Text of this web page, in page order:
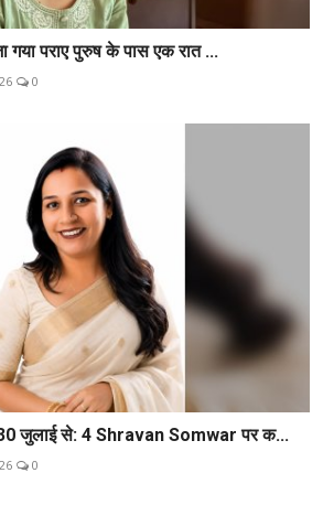
गया पराए पुरुष के पास एक रात ...
0
जुलाई से: 4 Shravan Somwar पर क...
0